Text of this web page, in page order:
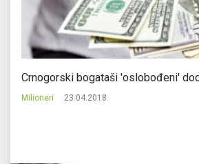
Crnogorski bogataši 'oslobođeni'
Milioneri 23.04.2018.